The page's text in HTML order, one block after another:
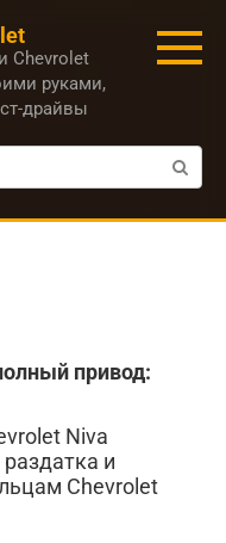
Chevrolet
руками,
драйвы
привод:
Niva
и
Chevrolet